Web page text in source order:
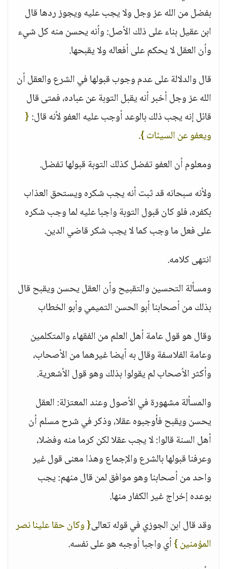
بفضل من الله عز وجل ولا يجب عليه ويجوز ردها قال
ابن عقيل بناء على ذلك الأصل: وأنه يحسن منه كل شيء
وأن العقل لا يحكم على أفعاله ولا يقبحها.
قال والدلالة على عدم وجوب قبولها في الشرع والعقل أن
الله عز وجل أخبر أنه يقبل التوبة عن عباده، فمتى قال
قائل إنه يجب ذلك بالوعد أوجب عليه العفو لأنه قال:{
ويعفو عن السيئات }.
ومعلوم أن العفو تفضل كذلك التوبة قبولها تفضل.
ولأنه سبحانه قد ثبت أنه يجب شكره ويستحق العذاب
بكفره، فلو كان قبول التوبة واجبا عليه لما وجب شكره
على فعل ما وجب كما لا يجب شكر قاضي الدين.
انتهى كلامه.
ومسألة التحسين والتقبيح وأن العقل يحسن ويقبح قال
بذلك من أصحابنا أبو الحسن التميمي وأبو الخطاب
وقال هو قول عامة أهل العلم من الفقهاء والمتكلمين
وعامة الفلاسفة وقال به أيضا غيرهما من الأصحاب،
وأكثر الأصحاب لم يقولوا بذلك وهو قول الأشعرية.
والمسألة مشهورة في الأصول وعند المعتزلة: العقل
يحسن ويقبح فأوجبوه عقلا، وذكر في شرح مسلم أن
أهل السنة قالوا: لا يجب عقلا لكن كرما منه وفضلا،
وعرفنا قبولها بالشرع والإجماع وهذا معنى قول غير
واحد من أصحابنا وهو موافق لمن قال منهم: يجب
بوعده إخراج غير الكفار منها.
وقد قال ابن الجوزي في قوله تعالى{ وكان حقا علينا نصر
المؤمنين }أي واجبا أوجبه هو على نفسه.